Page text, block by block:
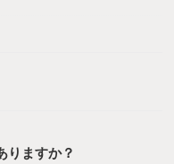
りますか？